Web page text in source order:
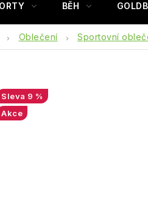
BĚH
Oblečení Sportovní
9 %
Akce